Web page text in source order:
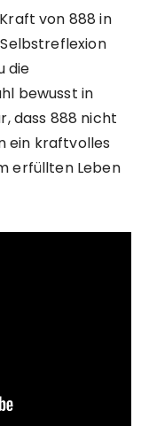
von 888 in
die
bewusst in
dass 888 nicht
ein kraftvolles
erfüllten Leben